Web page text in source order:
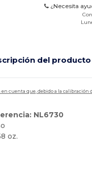
¿Necesita
del producto
en cuenta que, debido a la calibración
NL6730
oz.